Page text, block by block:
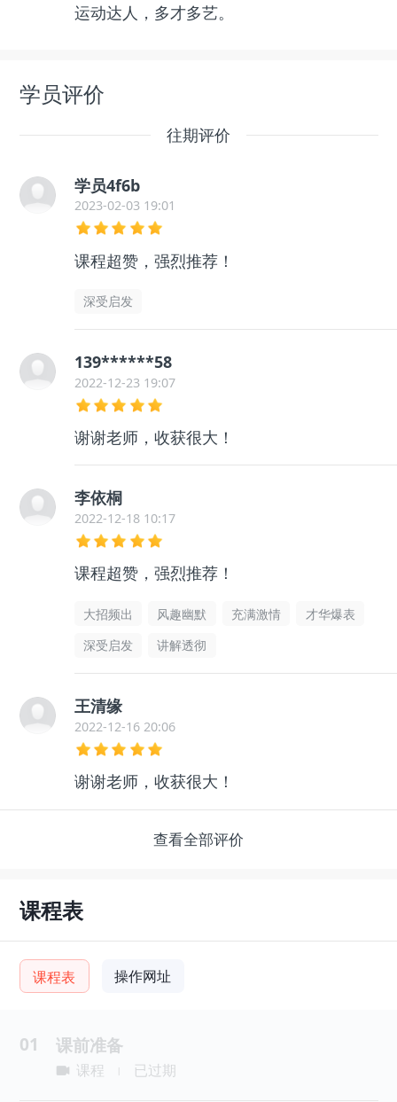
运动达人，多才多艺。
学员评价
往期评价
学员4f6b
2023-02-03 19:01
课程超赞，强烈推荐！
深受启发
139******58
2022-12-23 19:07
谢谢老师，收获很大！
李依桐
2022-12-18 10:17
课程超赞，强烈推荐！
大招频出 风趣幽默 充满激情
才华爆表
深受启发
讲解透彻
王清缘
2022-12-16 20:06
谢谢老师，收获很大！
查看全部评价
课程表
课程表 操作网址
01 课前准备
课程 已过期